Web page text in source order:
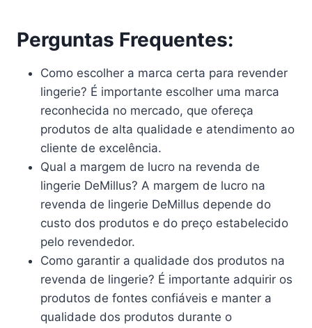
Perguntas Frequentes:
Como escolher a marca certa para revender
lingerie? É importante escolher uma marca
reconhecida no mercado, que ofereça
produtos de alta qualidade e atendimento ao
cliente de excelência.
Qual a margem de lucro na revenda de
lingerie DeMillus? A margem de lucro na
revenda de lingerie DeMillus depende do
custo dos produtos e do preço estabelecido
pelo revendedor.
Como garantir a qualidade dos produtos na
revenda de lingerie? É importante adquirir os
produtos de fontes confiáveis e manter a
qualidade dos produtos durante o